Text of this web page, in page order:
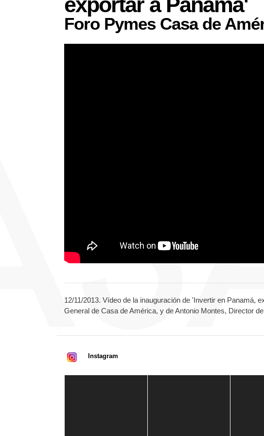
Foro Pymes Casa de
12/11/2013. Vídeo de la inauguración de 'Invertir en Panamá,
General de Casa de América, y de Antonio Montes, Director
Instagram